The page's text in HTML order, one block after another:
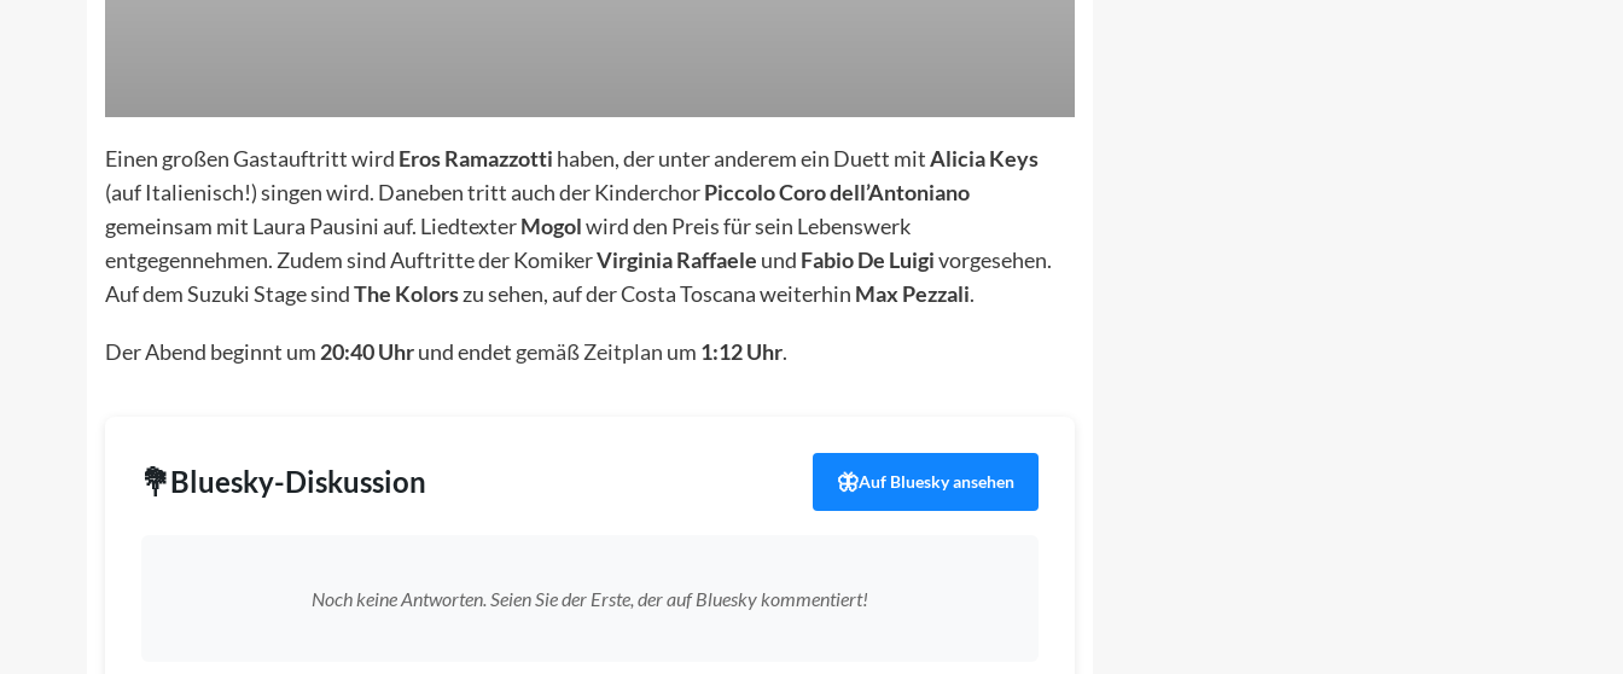
Einen großen Gastauftritt wird Eros Ramazzotti haben, der unter anderem ein Duett mitAlicia Keys
(auf Italienisch!) singen wird. Daneben tritt auch der KinderchorPiccolo Coro dell’Antoniano
gemeinsam mit Laura Pausini auf. LiedtexterMogolwird den Preis für sein Lebenswerk
entgegennehmen. Zudem sind Auftritte der KomikerVirginia Raffaele und Fabio De Luigivorgesehen.
Auf dem Suzuki Stage sindThe Kolorszu sehen, auf der Costa Toscana weiterhin Max Pezzali.
Der Abend beginnt um 20:40 Uhrund endet gemäß Zeitplan um 1:12 Uhr.
Bluesky-Diskussion Auf Bluesky ansehen
Noch keine Antworten. Seien Sie der Erste, der auf Bluesky kommentiert!